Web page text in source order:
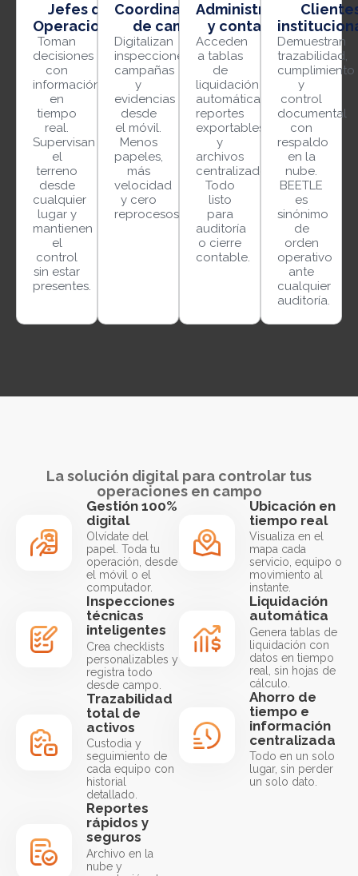
Jefes de
Operaciones
Toman
decisiones
con
información
en
tiempo
real.
Supervisan
el
terreno
desde
cualquier
lugar y
mantienen
el
control
sin estar
presentes.
Coordinadores
de campo
Digitalizan
inspecciones,
campañas
y
evidencias
desde
el móvil.
Menos
papeles,
más
velocidad
y cero
reprocesos.
Administradores
y contadores
Acceden
a tablas
de
liquidación
automáticas,
reportes
exportables
y
archivos
centralizados.
Todo
listo
para
auditoría
o cierre
contable.
Demuestran
trazabilidad,
cumplimiento
y
control
documental
con
respaldo
en la
nube.
BEETLE
es
sinónimo
de
orden
operativo
ante
cualquier
auditoría.
La solución digital para controlar tus
operaciones en campo
Gestión 100%
digital
Olvídate del
papel. Toda tu
operación, desde
el móvil o el
computador.
Inspecciones
técnicas
inteligentes
Crea checklists
personalizables y
registra todo
desde campo.
Trazabilidad
total de
activos
Custodia y
seguimiento de
cada equipo con
historial
detallado.
Reportes
rápidos y
seguros
Archivo en la
nube y
Ubicación en
tiempo real
Visualiza en el
mapa cada
servicio, equipo o
movimiento al
instante.
Liquidación
automática
Genera tablas de
liquidación con
datos en tiempo
real, sin hojas de
cálculo.
Ahorro de
tiempo e
información
centralizada
Todo en un solo
lugar, sin perder
un solo dato.